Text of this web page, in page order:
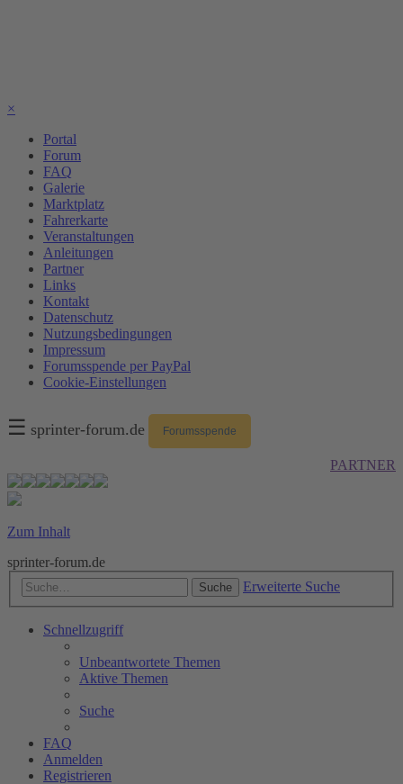
×
Portal
Forum
FAQ
Galerie
Marktplatz
Fahrerkarte
Veranstaltungen
Anleitungen
Partner
Links
Kontakt
Datenschutz
Nutzungsbedingungen
Impressum
Forumsspende per PayPal
Cookie-Einstellungen
☰ sprinter-forum.de Forumsspende
PARTNER
Zum Inhalt
sprinter-forum.de
Suche Erweiterte Suche
Schnellzugriff
Unbeantwortete Themen
Aktive Themen
Suche
FAQ
Anmelden
Registrieren